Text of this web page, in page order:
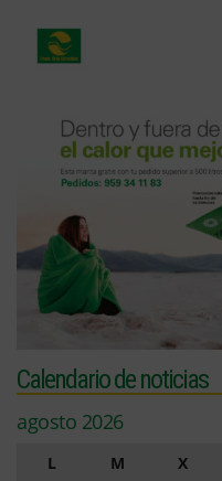
Calendario de noticias
agosto 2026
L M X